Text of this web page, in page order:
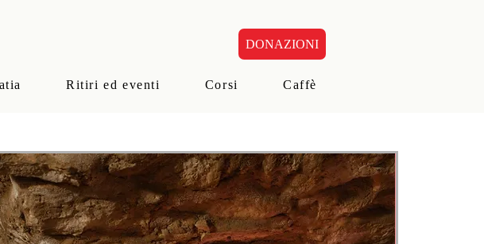
DONAZIONI
Ritiri ed eventi Corsi Caffè